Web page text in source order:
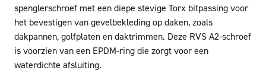
spenglerschroef met een diepe stevige Torx bitpassing voor
het bevestigen van gevelbekleding op daken, zoals
dakpannen, golfplaten en daktrimmen. Deze RVS A2-schroef
is voorzien van een EPDM-ring die zorgt voor een
waterdichte afsluiting.